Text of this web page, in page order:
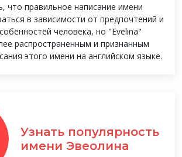
что правильное написание имени
в зависимости от предпочтений и
человека, но "Evelina"
распространенным и признанным
этого имени на английском языке.
Узнать популярность
имени Эвеолина